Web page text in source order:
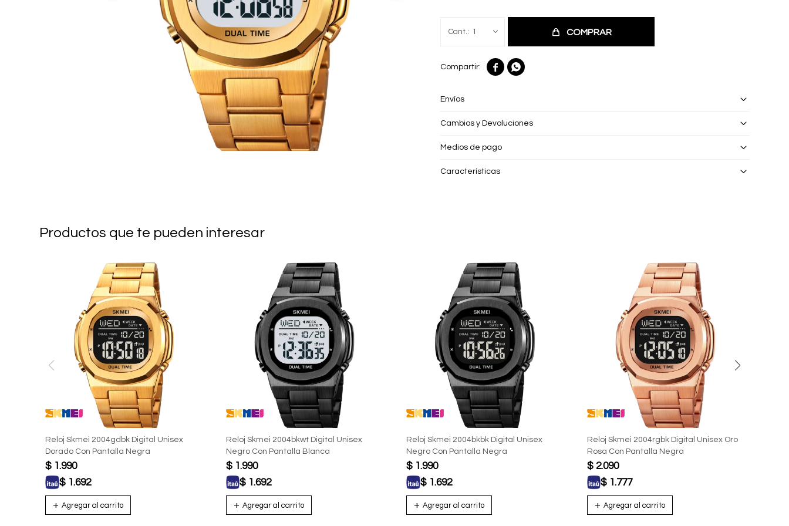
1 COMPRAR
 
Envíos
Cambios y Devoluciones
Medios de pago
Características
Productos que te pueden interesar
Reloj Skmei 2004gdbk Digital Unisex
Dorado Con Pantalla Negra
$ 1.990
$ 1.692
Reloj Skmei 2004bkwt Digital Unisex
Negro Con Pantalla Blanca
$ 1.990
$ 1.692
Reloj Skmei 2004bkbk Digital Unisex
Negro Con Pantalla Negra
$ 1.990
$ 1.692
Reloj Skmei 2004rgbk Digital Unisex Oro
Rosa Con Pantalla Negra
$ 2.090
$ 1.777